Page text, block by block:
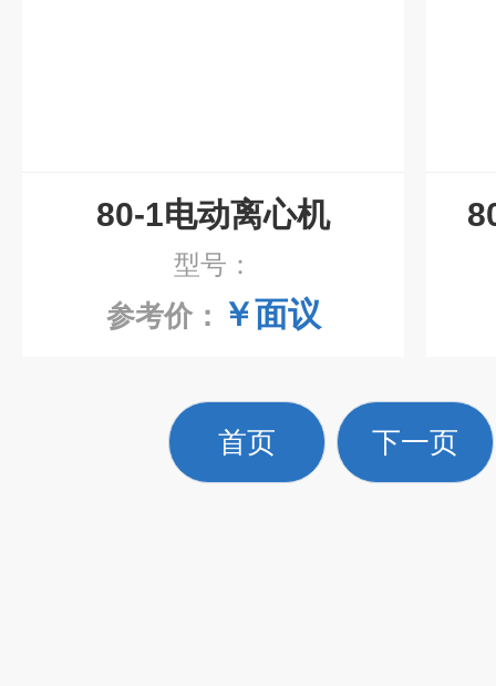
80-1电动离心机
型号：
参考价： ￥面议
首页 下一页